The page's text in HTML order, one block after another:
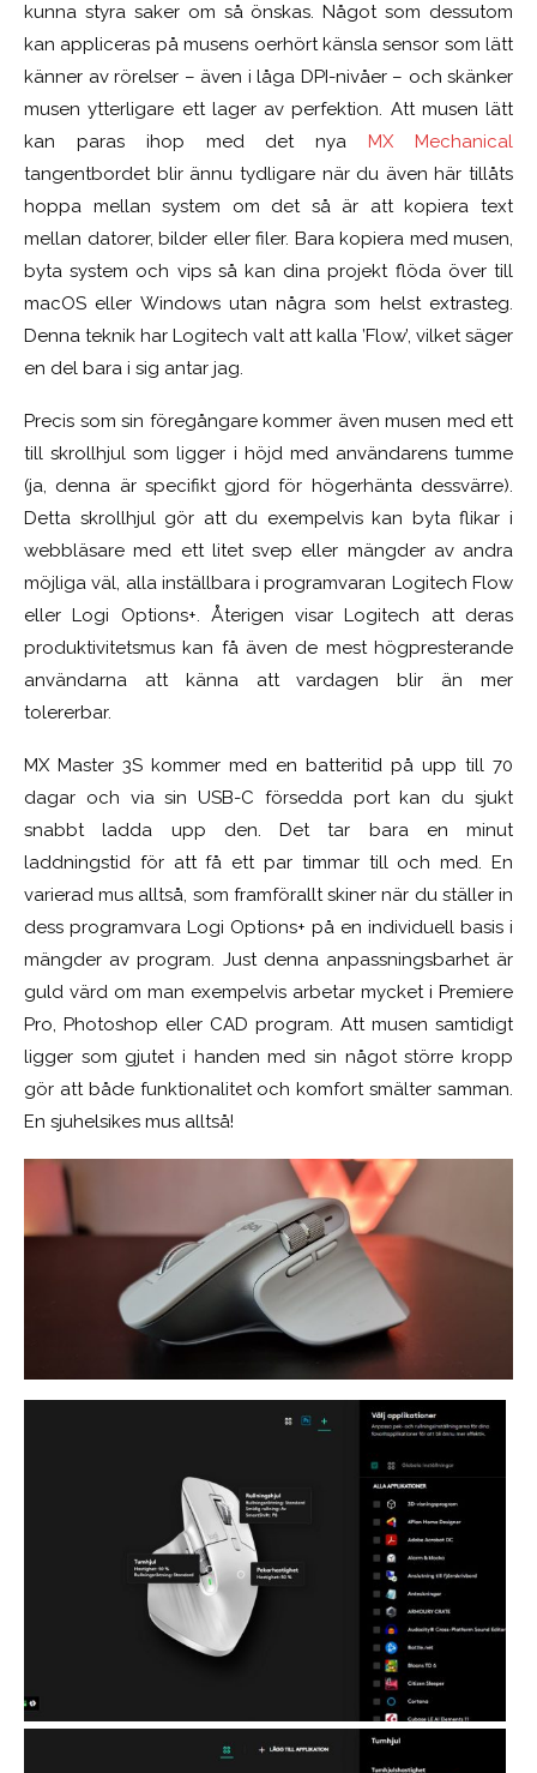
kunna styra saker om så önskas. Något som dessutom
kan appliceras på musens oerhört känsla sensor som lätt
känner av rörelser – även i låga DPI-nivåer – och skänker
musen ytterligare ett lager av perfektion. Att musen lätt
kan paras ihop med det nya
MX Mechanical
tangentbordet blir ännu tydligare när du även här tillåts
hoppa mellan system om det så är att kopiera text
mellan datorer, bilder eller filer. Bara kopiera med musen,
byta system och vips så kan dina projekt flöda över till
macOS eller Windows utan några som helst extrasteg.
Denna teknik har Logitech valt att kalla ’Flow’, vilket säger
en del bara i sig antar jag.
Precis som sin föregångare kommer även musen med ett
till skrollhjul som ligger i höjd med användarens tumme
(ja, denna är specifikt gjord för högerhänta dessvärre).
Detta skrollhjul gör att du exempelvis kan byta flikar i
webbläsare med ett litet svep eller mängder av andra
möjliga väl, alla inställbara i programvaran Logitech Flow
eller Logi Options+. Återigen visar Logitech att deras
produktivitetsmus kan få även de mest högpresterande
användarna att känna att vardagen blir än mer
tolererbar.
MX Master 3S kommer med en batteritid på upp till 70
dagar och via sin USB-C försedda port kan du sjukt
snabbt ladda upp den. Det tar bara en minut
laddningstid för att få ett par timmar till och med. En
varierad mus alltså, som framförallt skiner när du ställer in
dess programvara Logi Options+ på en individuell basis i
mängder av program. Just denna anpassningsbarhet är
guld värd om man exempelvis arbetar mycket i Premiere
Pro, Photoshop eller CAD program. Att musen samtidigt
ligger som gjutet i handen med sin något större kropp
gör att både funktionalitet och komfort smälter samman.
En sjuhelsikes mus alltså!